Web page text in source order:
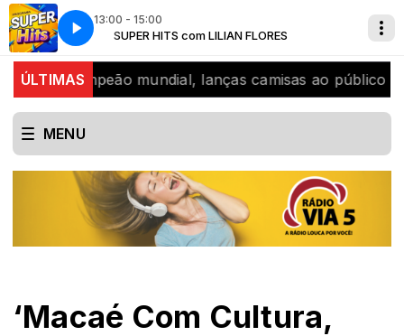
13:00 - 15:00
SUPER HITS com LILIAN FLORES
A Radio louca por voce
ÚLTIMAS
bicampeão mundial, lanças camisas ao público
MENU
‘Macaé Com Cultura,